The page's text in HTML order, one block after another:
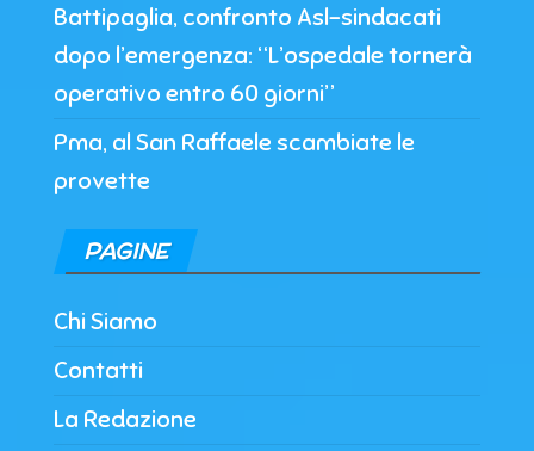
Battipaglia, confronto Asl-sindacati
dopo l’emergenza: “L’ospedale tornerà
operativo entro 60 giorni”
Pma, al San Raffaele scambiate le
provette
PAGINE
Chi Siamo
Contatti
La Redazione